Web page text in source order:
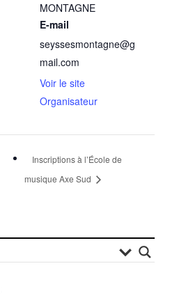
MONTAGNE
E-mail
seyssesmontagne@g
mail.com
Voir le site
Organisateur
Inscriptions à l’École de
musique Axe Sud